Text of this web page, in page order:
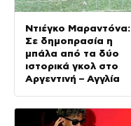
Ντιέγκο Μαραντόνα:
Σε δημοπρασία η
μπάλα από τα δύο
ιστορικά γκολ στο
Αργεντινή – Αγγλία